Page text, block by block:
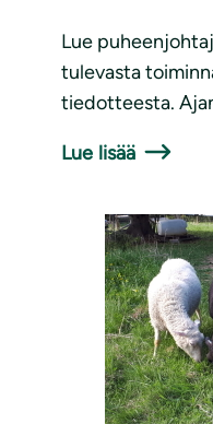
Lue
tulevasta
tiedotteesta.
Lue lisää